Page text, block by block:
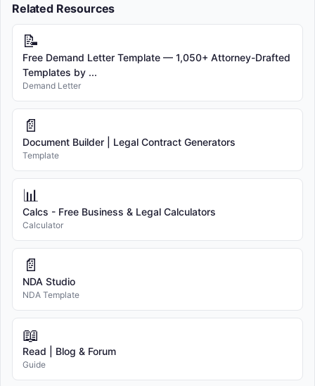
Related Resources
📝
Free Demand Letter Template — 1,050+ Attorney-Drafted
Templates by ...
Demand Letter
📄
Document Builder | Legal Contract Generators
Template
📊
Calcs - Free Business & Legal Calculators
Calculator
📄
NDA Studio
NDA Template
📖
Read | Blog & Forum
Guide